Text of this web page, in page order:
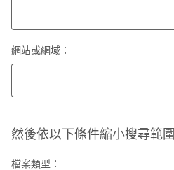
網站或網域：
然後依以下條件縮小搜尋範圍
檔案類型：